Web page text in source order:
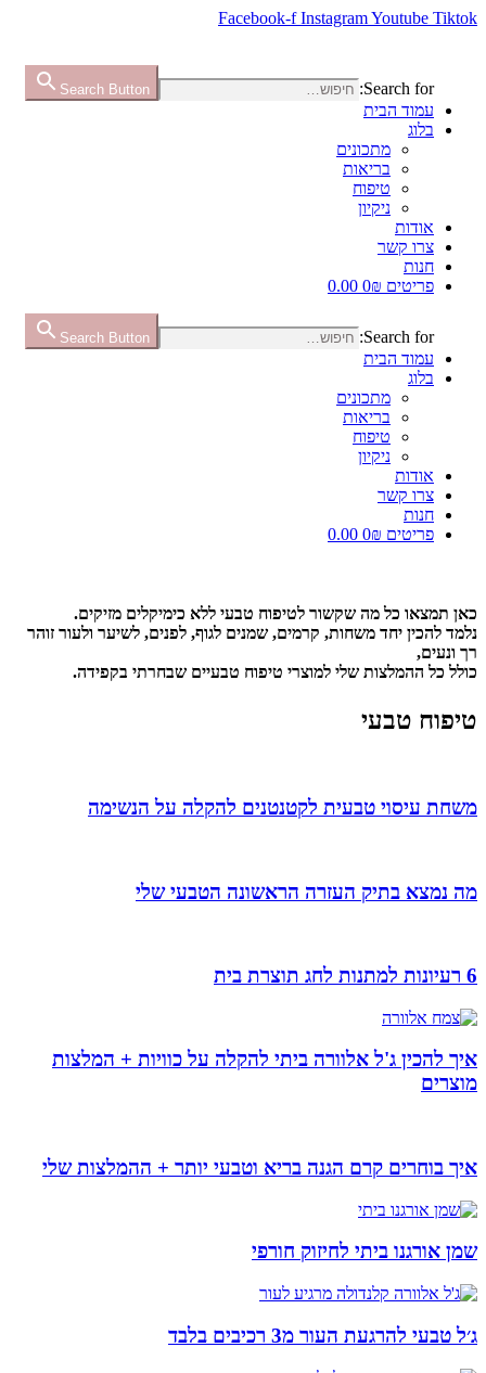
Facebook-f InstagramYoutube Tiktok
Search for:
Search Button
עמוד הבית
בלוג
מתכונים
בריאות
טיפוח
ניקיון
אודות
צרו קשר
חנות
פריטים 0 ₪ 0.00
Search for:
Search Button
עמוד הבית
בלוג
מתכונים
בריאות
טיפוח
ניקיון
אודות
צרו קשר
חנות
פריטים 0 ₪ 0.00
כאן תמצאו כל מה שקשור לטיפוח טבעי ללא כימיקלים מזיקים.
נלמד להכין יחד משחות, קרמים, שמנים לגוף, לפנים, לשיער ולעור זוהר
רך ונעים,
כולל כל ההמלצות שלי למוצרי טיפוח טבעיים שבחרתי בקפידה.
טיפוח טבעי
משחת עיסוי טבעית לקטנטנים להקלה על הנשימה
מה נמצא בתיק העזרה הראשונה הטבעי שלי
6 רעיונות למתנות לחג תוצרת בית
איך להכין ג'ל אלוורה ביתי להקלה על כוויות + המלצות
מוצרים
איך בוחרים קרם הגנה בריא וטבעי יותר + ההמלצות שלי
שמן אורגנו ביתי לחיזוק חורפי
ג׳ל טבעי להרגעת העור מ3 רכיבים בלבד